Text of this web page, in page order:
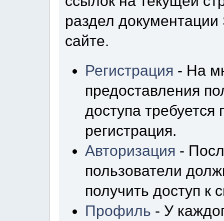
раздел
сайте.
Регистрация - На
предоставления
доступа
регистрация.
Авторизация -
пользователи
получить доступ к
Профиль - У